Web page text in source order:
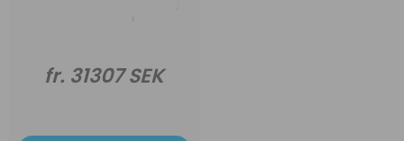
fr. 31307 SEK